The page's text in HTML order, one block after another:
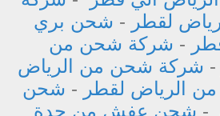
لقطر - شحن بري
- شركة شحن من
- شركة شحن من الرياض
الرياض لقطر - شحن
- شحن عفش من جدة